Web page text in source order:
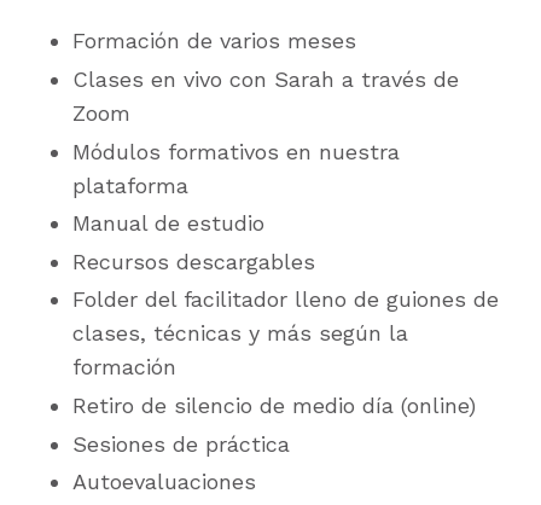
Formación de varios meses
Clases en vivo con Sarah a través de
Zoom
Módulos formativos en nuestra
plataforma
Manual de estudio
Recursos descargables
Folder del facilitador lleno de guiones de
clases, técnicas y más según la
formación
Retiro de silencio de medio día (online)
Sesiones de práctica
Autoevaluaciones